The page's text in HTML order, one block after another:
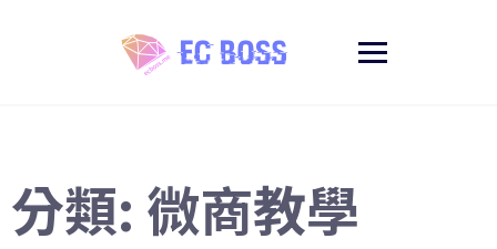
分類: 微商教學